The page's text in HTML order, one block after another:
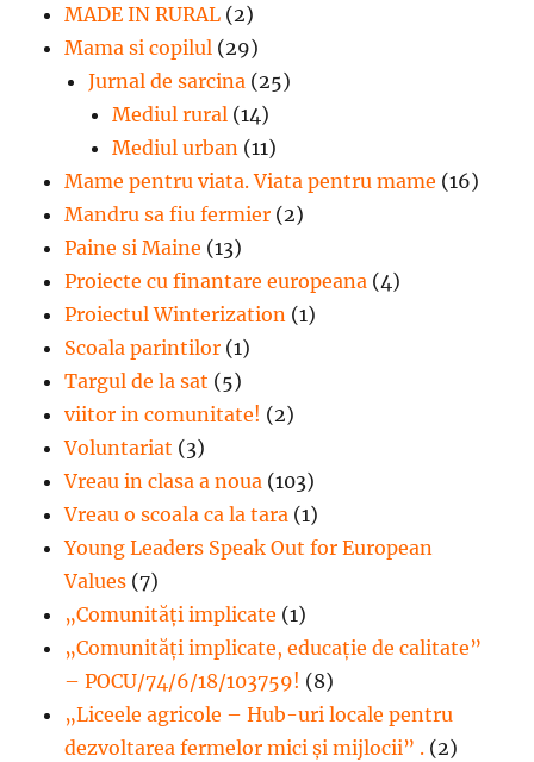
MADE IN RURAL (2)
Mama si copilul (29)
Jurnal de sarcina (25)
Mediul rural (14)
Mediul urban (11)
Mame pentru viata. Viata pentru mame (16)
Mandru sa fiu fermier (2)
Paine si Maine (13)
Proiecte cu finantare europeana (4)
Proiectul Winterization (1)
Scoala parintilor (1)
Targul de la sat (5)
viitor in comunitate! (2)
Voluntariat (3)
Vreau in clasa a noua (103)
Vreau o scoala ca la tara (1)
Young Leaders Speak Out for European
Values (7)
„Comunități implicate (1)
„Comunități implicate, educație de calitate”
– POCU/74/6/18/103759! (8)
„Liceele agricole – Hub-uri locale pentru
dezvoltarea fermelor mici şi mijlocii” . (2)